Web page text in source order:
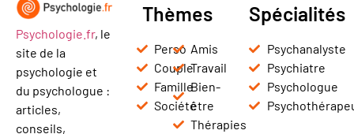
Psychologie.fr, le
site de la
psychologie et
du psychologue :
articles,
conseils,
Thèmes
Perso
Couple
Famille
Société
Amis
Travail
Bien-
être
Thérapies
Spécialités
Psychanalyste
Psychiatre
Psychologue